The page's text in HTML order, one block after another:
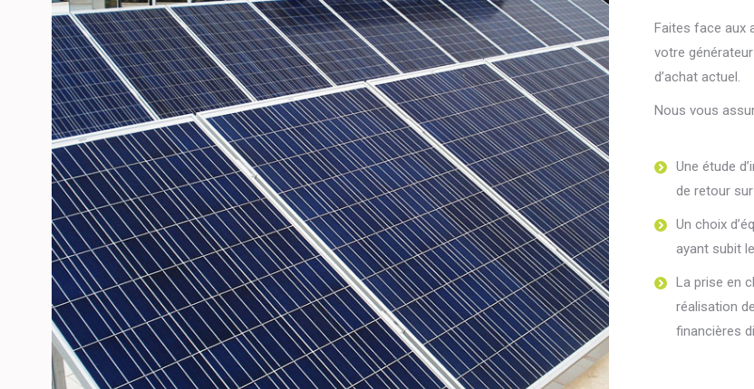
Faites face aux
votre
d’achat actuel.
Nous vous
Une étude
de retour
Un choix
ayant subit
La prise en
réalisation
financières